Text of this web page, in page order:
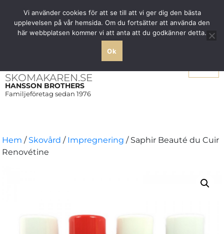
Fri frakt över 1000 SEK inom Sverige
SKOMAKAREN.SE
HANSSON BROTHERS
Familjeföretag sedan 1976
Hem / Skovård / Impregnering / Saphir Beauté du Cuir
Renovétine
Vi använder cookies för att se till att vi ger dig den bästa
upplevelsen på vår hemsida. Om du fortsätter att använda den
här webbplatsen kommer vi att anta att du godkänner detta.
Ok